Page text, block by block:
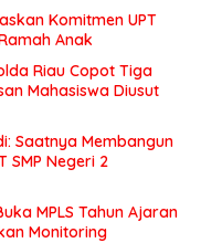
Komitmen UPT
Anak
Riau Copot Tiga
Mahasiswa Diusut
Saatnya Membangun
SMP Negeri 2
MPLS Tahun Ajaran
Monitoring